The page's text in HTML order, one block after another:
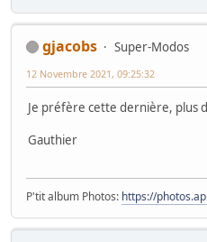
gjacobs
Super-Modos
12 Novembre 2021, 09:25:32
Je préfère cette dernière, plus
Gauthier
P'tit album Photos: https://